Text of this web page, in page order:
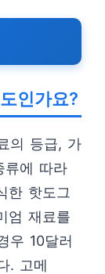
인가요?
의 등급, 가
류에 따라
한 핫도그
엄 재료를
우 10달러
. 고메